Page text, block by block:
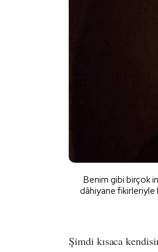
Benim gibi birçok
dâhiyane fikirleriyle
Şimdi kısaca